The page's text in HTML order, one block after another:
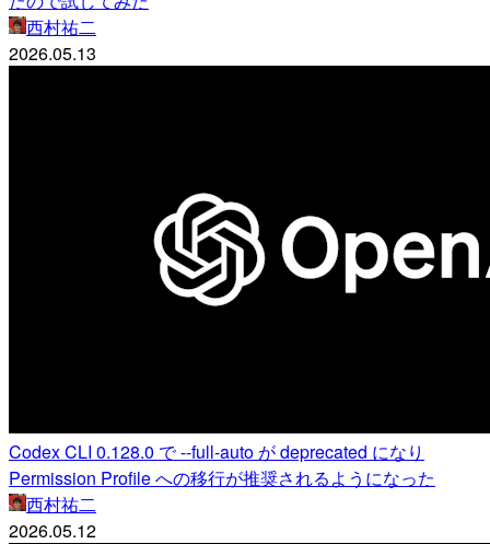
西村祐二
2026.05.13
Codex CLI 0.128.0 で --full-auto が deprecated になり
Permission Profile への移行が推奨されるようになった
西村祐二
2026.05.12